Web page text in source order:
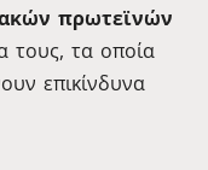
πρωτεϊνών
τους, τα οποία
επικίνδυνα